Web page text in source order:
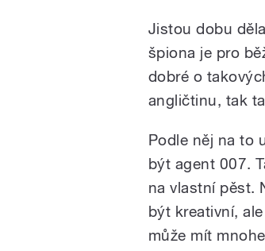
Jistou dobu
špiona je pro
dobré o
angličtinu, tak
Podle něj na to
být agent 007.
na vlastní pěst.
být kreativní,
může mít